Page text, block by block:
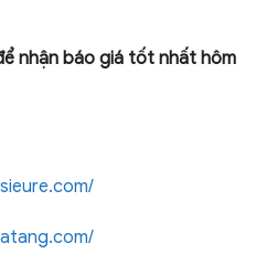
nhận báo giá tốt nhất hôm